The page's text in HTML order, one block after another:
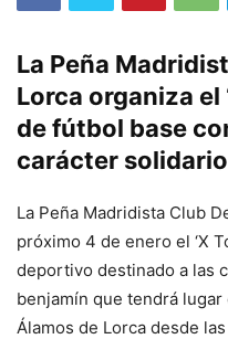
La Peña
Lorca organiza el
de fútbol base
carácter
La Peña Madridista Club
próximo 4 de enero el ‘X
deportivo destinado a las
benjamín que tendrá
Álamos de Lorca desde